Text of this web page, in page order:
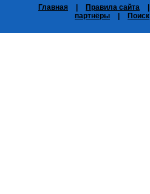
Главная Правила сайта
партнёры
Поиск